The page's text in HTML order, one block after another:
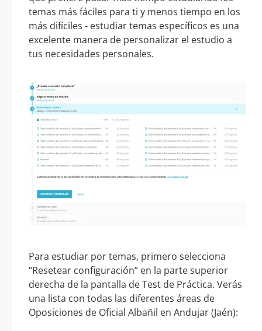
temas más fáciles para ti y menos tiempo en los
más difíciles - estudiar temas específicos es una
excelente manera de personalizar el estudio a
tus necesidades personales.
Para estudiar por temas, primero selecciona
“Resetear configuración” en la parte superior
derecha de la pantalla de Test de Práctica. Verás
una lista con todas las diferentes áreas de
Oposiciones de Oficial Albañil en Andujar (Jaén):